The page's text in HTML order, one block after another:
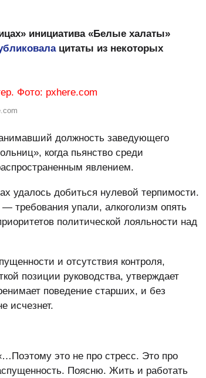
инициатива «Белые халаты»
цитаты из некоторых
должность заведующего
когда пьянство среди
явлением.
удалось добиться нулевой терпимости.
требования упали, алкоголизм опять
политической лояльности над
и отсутствия контроля,
позиции руководства, утверждает
поведение старших, и без
исчезнет.
это не про стресс. Это про
Поясню. Жить и работать